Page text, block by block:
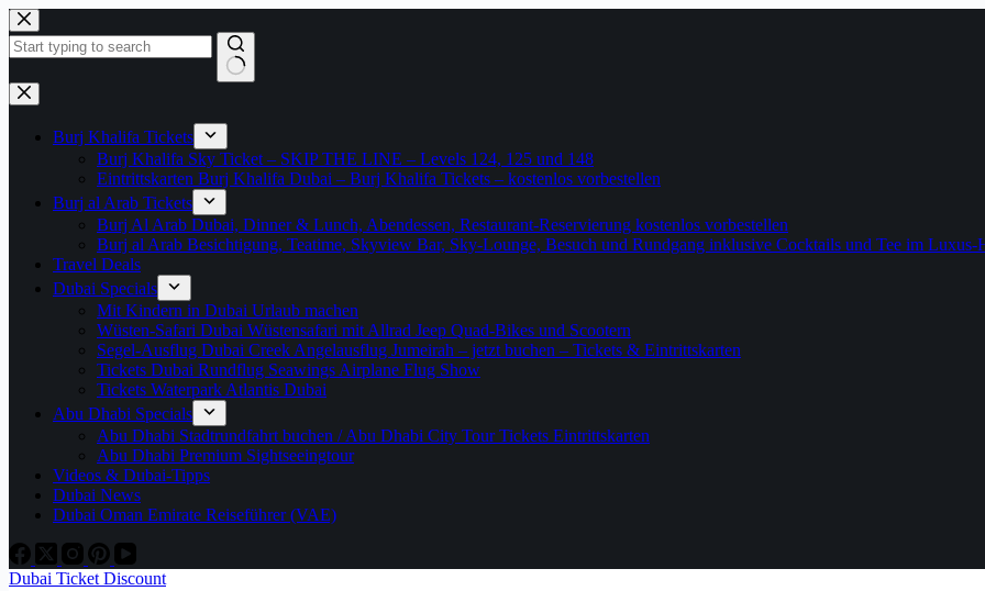
Zum
Inhalt
springen
Keine
Ergebnisse
Burj Khalifa Tickets
Burj Khalifa Sky Ticket – SKIP THE LINE – Levels 124, 125 und 148
Eintrittskarten Burj Khalifa Dubai – Burj Khalifa Tickets – kostenlos vorbestellen
Burj al Arab Tickets
Burj Al Arab Dubai, Dinner & Lunch, Abendessen, Restaurant-Reservierung kostenlos vorbestellen
Burj al Arab Besichtigung, Teatime, Skyview Bar, Sky-Lounge, Besuch und Rundgang inklusive Cocktails und Tee im Luxus-
Travel Deals
Dubai Specials
Mit Kindern in Dubai Urlaub machen
Wüsten-Safari Dubai Wüstensafari mit Allrad Jeep Quad-Bikes und Scootern
Segel-Ausflug Dubai Creek Angelausflug Jumeirah – jetzt buchen – Tickets & Eintrittskarten
Tickets Dubai Rundflug Seawings Airplane Flug Show
Tickets Waterpark Atlantis Dubai
Abu Dhabi Specials
Abu Dhabi Stadtrundfahrt buchen / Abu Dhabi City Tour Tickets Eintrittskarten
Abu Dhabi Premium Sightseeingtour
Videos & Dubai-Tipps
Dubai News
Dubai Oman Emirate Reiseführer (VAE)
Dubai Ticket Discount